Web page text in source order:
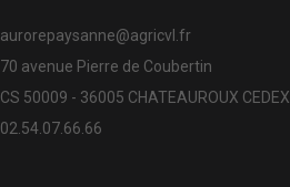
aurorepaysanne@agricvl.fr
70 avenue Pierre de Coubertin
CS 50009 - 36005 CHATEAUROUX CEDEX
02.54.07.66.66